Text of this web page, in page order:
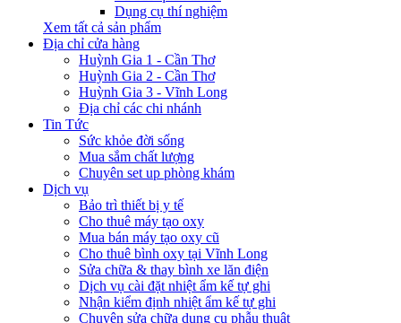
Dụng cụ thí nghiệm
Xem tất cả sản phẩm
Địa chỉ cửa hàng
Huỳnh Gia 1 - Cần Thơ
Huỳnh Gia 2 - Cần Thơ
Huỳnh Gia 3 - Vĩnh Long
Địa chỉ các chi nhánh
Tin Tức
Sức khỏe đời sống
Mua sắm chất lượng
Chuyên set up phòng khám
Dịch vụ
Bảo trì thiết bị y tế
Cho thuê máy tạo oxy
Mua bán máy tạo oxy cũ
Cho thuê bình oxy tại Vĩnh Long
Sửa chữa & thay bình xe lăn điện
Dịch vụ cài đặt nhiệt ẩm kế tự ghi
Nhận kiểm định nhiệt ẩm kế tự ghi
Chuyên sửa chữa dụng cụ phẫu thuật